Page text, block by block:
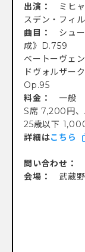
出演：
ミヒ
スデン・フィ
曲目： シュ
成》D.759
ベートーヴェ
ドヴォルザー
Op.95
料金： 一般
S席 7,200円
25歳以下
詳細はこちら
問い合わせ：
会場：
武蔵野